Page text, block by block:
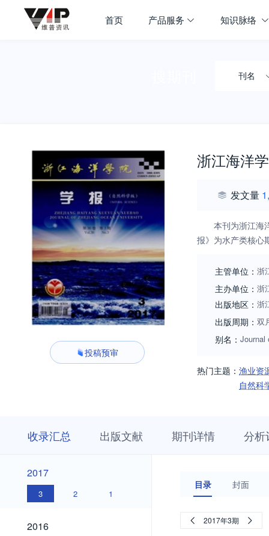
首页 产品服务 知识脉络
刊名
投稿预审
浙江海洋
发文量
本刊为浙江海
报》为水产类核心
主管单位： 浙
主办单位： 浙
出版地区： 浙
出版周期： 双
别名： Journal
热门主题： 渔业资
自然科
收录汇总 出版文献 期刊详情 分析
2017
2017
3 2 1
2016
2016
目录 封面
2017年3期